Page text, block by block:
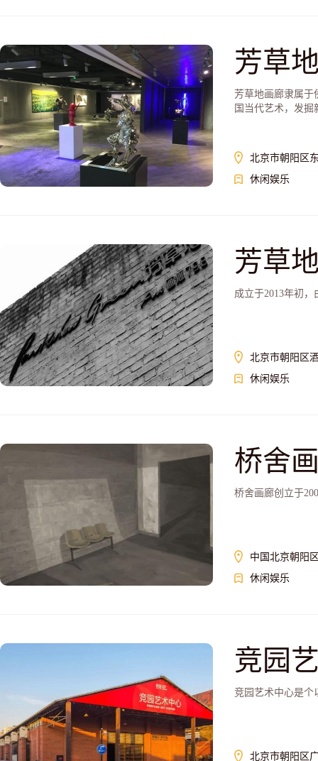
芳草
芳草地画廊隶属于
国当代艺术，发
北京市朝阳区
休闲娱乐
芳草
成立于2013年初
北京市朝阳区
休闲娱乐
桥舍
桥舍画廊创立于
中国北京朝阳
休闲娱乐
竞园
竞园艺术中心是个
北京市朝阳区